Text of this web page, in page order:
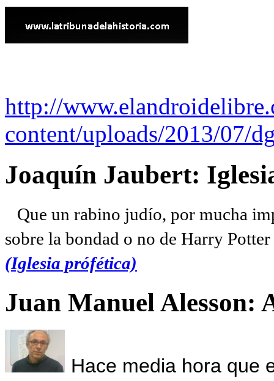
http://
content/uploads/2013/07/
Joaquín Jaubert:
Que un rabino judío, por mucha
sobre la bondad o no de Harry
(Iglesia prófética)
Juan Manuel Alesson:
Hace media hora que